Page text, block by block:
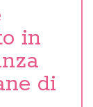
in
di